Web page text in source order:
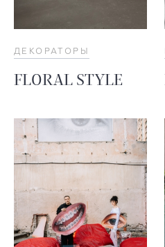
ДЕКОРАТОРЫ
FLORAL STYLE